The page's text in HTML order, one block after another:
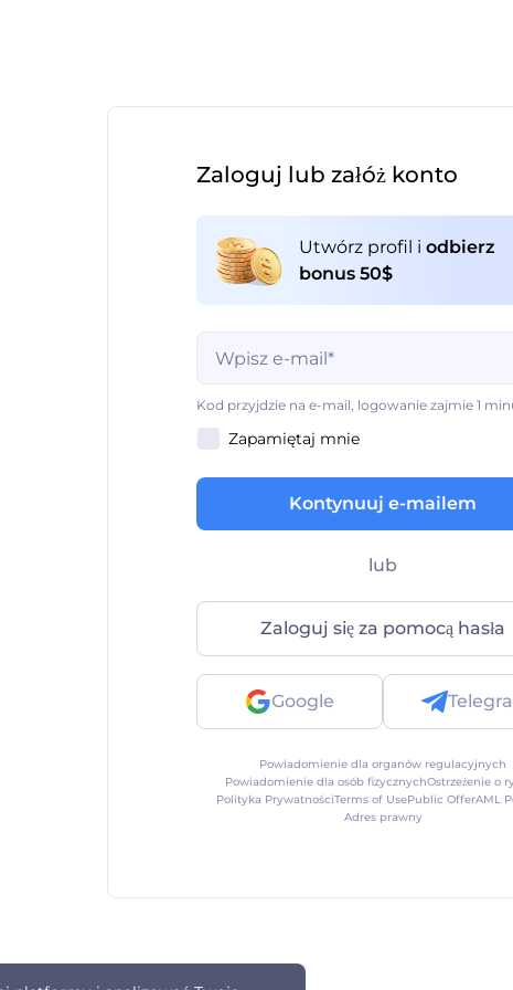
Zaloguj lub załóż konto
Utwórz profil iodbierz
bonus 50$
Kod przyjdzie na e-mail, logowanie zajmie 1
Pole jest wymagane do wypełnienia
Zapamiętaj mnie
Kontynuuj e-mailem
lub
Zaloguj się za pomocą hasła
Google
Powiadomienie dla organów regulacyjnych
Powiadomienie dla osób fizycznychOstrzeżenie o
Polityka PrywatnościTerms of UsePublic OfferAML
Adres prawny